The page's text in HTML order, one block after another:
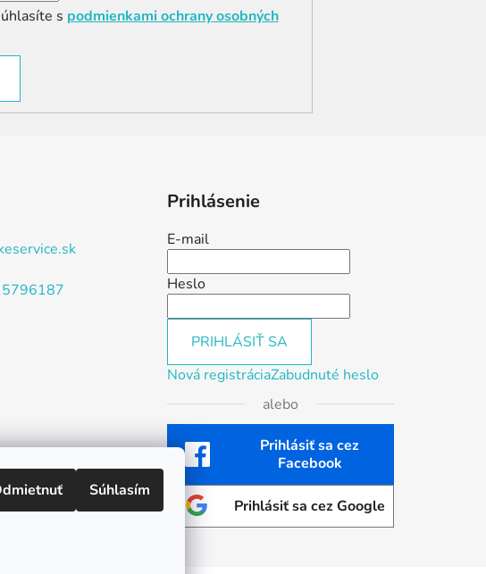
Súhlasím
s podmienkami ochrany osobných
Prihlásenie
E-mail
Heslo
PRIHLÁSIŤ SA
Nová registráciaZabudnuté heslo
alebo
Prihlásiť sa cez
Facebook
Prihlásiť sa cez Google